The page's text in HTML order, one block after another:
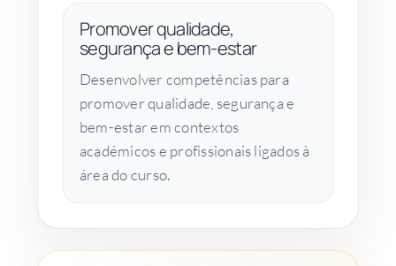
Promover qualidade,
segurança e bem-estar
Desenvolver competências para
promover qualidade, segurança e
bem-estar em contextos
académicos e profissionais ligados à
área do curso.